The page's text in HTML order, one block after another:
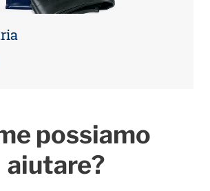
possiamo
aiutare?